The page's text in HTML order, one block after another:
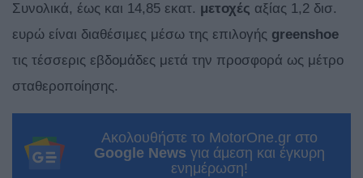
Συνολικά, έως και 14,85 εκατ. μετοχές αξίας 1,2 δισ.
ευρώ είναι διαθέσιμες μέσω της επιλογής greenshoe
τις τέσσερις εβδομάδες μετά την προσφορά ως μέτρο
σταθεροποίησης.
Ακολουθήστε το MotorOne.gr στο
Google News για άμεση και έγκυρη
ενημέρωση!